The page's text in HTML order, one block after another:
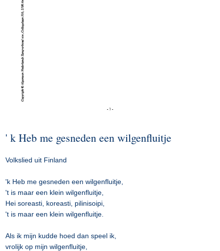
' k Heb me gesneden een wilgenfluitje
Volkslied uit Finland
'k Heb me gesneden een wilgenfluitje,
't is maar een klein wilgenfluitje,
Hei soreasti, koreasti, pilinisoipi,
't is maar een klein wilgenfluitje.
Als ik mijn kudde hoed dan speel ik,
vrolijk op mijn wilgenfluitje,